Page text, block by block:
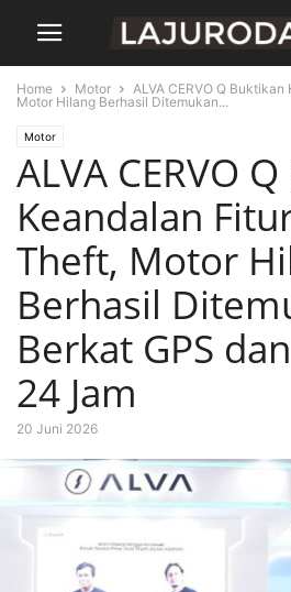
Home Motor
ALVA CERVO Q
Motor Hilang Berhasil Ditemukan...
Motor
ALVA CERVO
Keandalan
Theft, Motor
Berhasil
Berkat GPS
24 Jam
20 Juni 2026